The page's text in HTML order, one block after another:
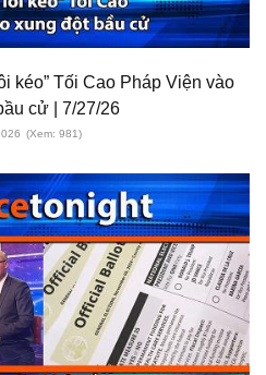
kéo” Tối Cao Pháp Viện vào
cử | 7/27/26
(Xem: 981)